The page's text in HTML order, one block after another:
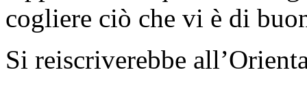
cogliere ciò che vi è di
Si reiscriverebbe